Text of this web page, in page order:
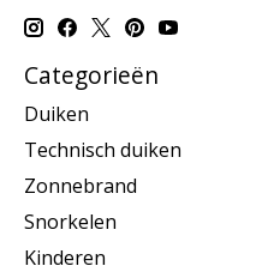
Categorieën
Duiken
Technisch duiken
Zonnebrand
Snorkelen
Kinderen